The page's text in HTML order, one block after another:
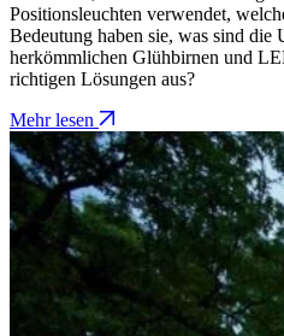
Positionsleuchten verwendet,
Bedeutung haben sie, was sind die
herkömmlichen Glühbirnen und
richtigen Lösungen aus?
Mehr lesen